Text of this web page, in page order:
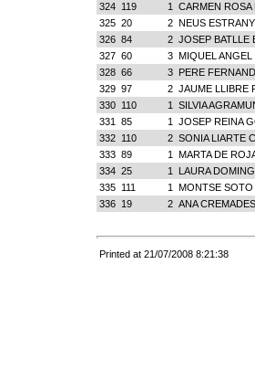
324 119 1 CARMEN ROSA
325 20 2 NEUS
326 84 2 JOSEP BATLLE
327 60 3 MIQUEL
328 66 3 PERE
329 97 2 JAUME LLIBRE
330 110 1 SILVIA
331
85 1 JOSEP REINA
332 110 2 SONIA LIARTE
333 89 1 MARTA DE
334 25 1 LAURA
335 111 1 MONTSE
336 19 2 ANA
Printed at 21/07/2008 8:21:38